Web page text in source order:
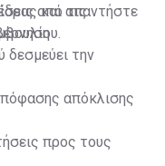
από τις
και απαντήστε
την
απόκλισης
προς τους